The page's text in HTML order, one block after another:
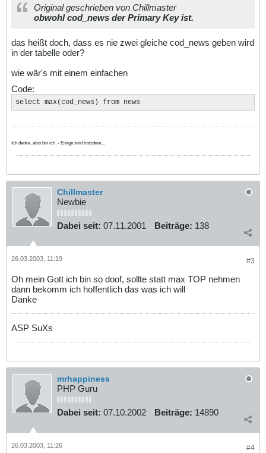
Original geschrieben von Chillmaster
obwohl cod_news der Primary Key ist.
das heißt doch, dass es nie zwei gleiche cod_news geben wird
in der tabelle oder?
wie wär's mit einem einfachen
Code:
select max(cod_news) from news
Ich denke, also bin ich. - Einige sind trotzdem...
Chillmaster
Newbie
Dabei seit: 07.11.2001 Beiträge: 138
#3
26.03.2003, 11:19
Oh mein Gott ich bin so doof, sollte statt max TOP nehmen
dann bekomm ich hoffentlich das was ich will
Danke
ASP SuXs
mrhappiness
PHP Guru
Dabei seit: 07.10.2002 Beiträge: 14890
#4
26.03.2003, 11:26